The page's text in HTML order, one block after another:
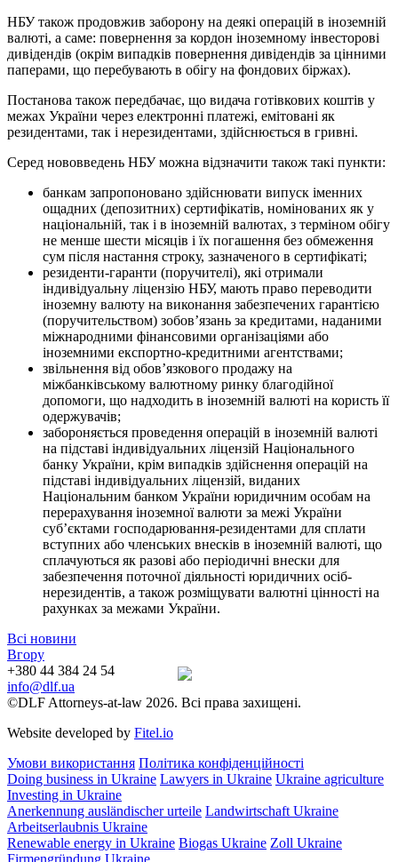
НБУ також продовжив заборону на деякі операцій в іноземній
валюті, а саме: повернення за кордон іноземному інвесторові
дивідендів (окрім випадків повернення дивідендів за цінними
паперами, що перебувають в обігу на фондових біржах).
Постанова також передбачає, що видача готівкових коштів у
межах України через електронні платежі, емітовані як
резидентами, так і нерезидентами, здійснюється в гривні.
Серед нововведень НБУ можна відзначити також такі пункти:
банкам запропоновано здійснювати випуск іменних
ощадних (депозитних) сертифікатів, номінованих як у
національній, так і в іноземній валютах, з терміном обігу
не менше шести місяців і їх погашення без обмеження
сум після настання строку, зазначеного в сертифікаті;
резиденти-гаранти (поручителі), які отримали
індивідуальну ліцензію НБУ, мають право переводити
іноземну валюту на виконання забезпечених гарантією
(поручительством) зобов’язань за кредитами, наданими
міжнародними фінансовими організаціями або
іноземними експортно-кредитними агентствами;
звільнення від обов’язкового продажу на
міжбанківському валютному ринку благодійної
допомоги, що надходить в іноземній валюті на користь її
одержувачів;
забороняється проведення операцій в іноземній валюті
на підставі індивідуальних ліцензій Національного
банку України, крім випадків здійснення операцій на
підставі індивідуальних ліцензій, виданих
Національним банком України юридичним особам на
перерахування іноземної валюти за межі України
суб’єктами господарювання-резидентами для сплати
вступних або членських внесків в іноземній валюті, що
сплачуються як разові або періодичні внески для
забезпечення поточної діяльності юридичних осіб-
нерезидентів, а також розміщувати валютні цінності на
рахунках за межами України.
Всі новини
Вгору
+380 44 384 24 54
info@dlf.ua
©DLF Attorneys-at-law 2026. Всі права захищені.
Website developed by Fitel.io
Умови використання Політика конфіденційності
Doing business in Ukraine Lawyers in Ukraine Ukraine agriculture
Investing in Ukraine
Anerkennung ausländischer urteile Landwirtschaft Ukraine
Arbeitserlaubnis Ukraine
Renewable energy in Ukraine Biogas Ukraine Zoll Ukraine
Firmengründung Ukraine